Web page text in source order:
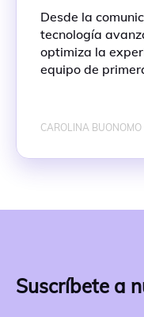
Desde la
tecnología
optimiza la
equipo de
CAROLINA BUONOMO
Suscríbete a